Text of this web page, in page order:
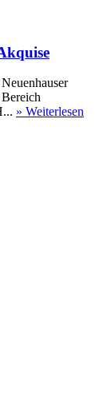
» Weiterlesen